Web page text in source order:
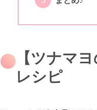
【ツナマ
レシピ